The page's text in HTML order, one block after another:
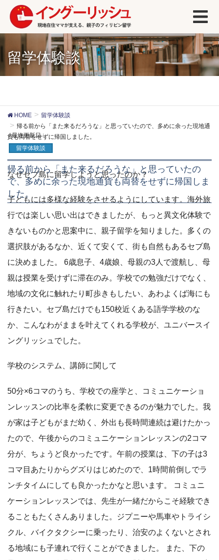
留学体験談
HOME
留学体験談
帰る前から「また来るだろうな」と思っていたので、多めに余った現地通
貨も両替をせずに帰国しました。
/ 最終更新日 :
留学体験談
帰る前から「また来るだろうな」と思っていたの
で、多めに余った現地通貨も両替をせずに帰国しま
した。
なぜセブ島に留学しようと思ったのか？
子どもには多様な経験をさせるようにしています。海外旅
行では楽しい思い出はできましたが、もっと異文化体験で
きないものかと思案中に、親子留学を知りました。多くの
選択肢があるなか、近くて安くて、街も自然もあるセブ島
に決めました。 6歳息子、4歳娘、母親の3人で渡航し、母
親は授業を受けずに滞在のみ。学校での勉強だけでなく、
地域の文化に触れたり町歩きもしたい、あわよくば海にも
行きたい。セブ島だけでも150校近くある語学学校のな
か、こんなわがままを叶えてくれる学校が、ユニバースイ
ングリッシュでした。
学校のシステム、講師に関して
50分×6コマのうち、学校での座学と、コミュニケーショ
ンレッスンの比率を柔軟に変更できるのが魅力でした。我
が家は子どもがまだ幼く、外出も長時間連続は避けたかっ
たので、午後からのコミュニケーションレッスンの2コマ
分が、ちょうど良かったです。午前の授業は、下の子は3
コマ目あたりからグズりはじめたので、1時間前倒しでラ
ンチタイムにしても良かったかなと思います。 コミュニ
ケーションレッスンでは、先生が一緒だからこそ経験でき
ることもたくさんありました。ジプニーや馬車やトライシ
クル、バイクタクシーに乗ったり、治安のよくないとされ
る地域にも子連れで行くことができました。 また、下の